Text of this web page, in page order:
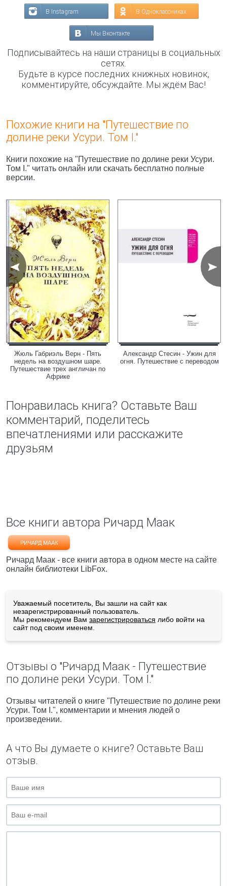
В Instagram В Одноклассниках
Мы Вконтакте
Подписывайтесь на наши страницы в социальных
сетях.
Будьте в курсе последних книжных новинок,
комментируйте, обсуждайте. Мы ждём Вас!
Похожие книги на "Путешествие по
долине реки Усури. Том I."
Книги похожие на "Путешествие по долине реки Усури.
Том I." читать онлайн или скачать бесплатно полные
версии.
Жюль Габриэль Верн - Пять
недель на воздушном шаре.
Путешествие трех англичан по
Африке
Александр Стесин - Ужин для
огня. Путешествие с переводом
Понравилась книга? Оставьте Ваш
комментарий, поделитесь
впечатлениями или расскажите
друзьям
Все книги автора Ричард Маак
РИЧАРД МААК
Ричард Маак - все книги автора в одном месте на сайте
онлайн библиотеки LibFox.
Уважаемый посетитель, Вы зашли на сайт как
незарегистрированный пользователь.
Мы рекомендуем Вам зарегистрироваться либо войти на
сайт под своим именем.
Отзывы о "Ричард Маак - Путешествие
по долине реки Усури. Том I."
Отзывы читателей о книге "Путешествие по долине реки
Усури. Том I.", комментарии и мнения людей о
произведении.
А что Вы думаете о книге? Оставьте Ваш
отзыв.